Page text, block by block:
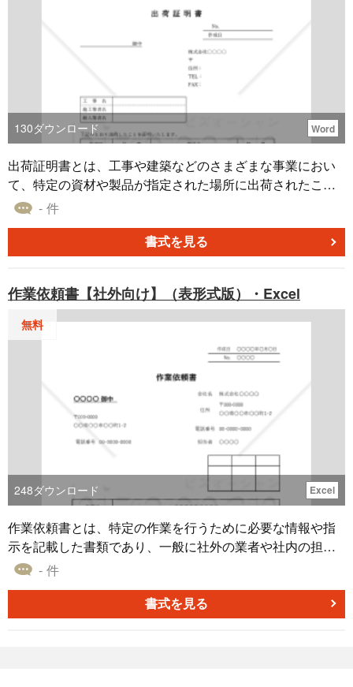
められ、経費として扱われます。このように証拠能力を有
する意味でも、出張申請書の作成は重要です。 こちらのテ
ンプレートは無料でダウンロードできる、表形式タイプの
出張申請書（Excel版）です。自社の出張申請に、ぜひお役
130ダウンロード Word
出荷証明書とは、工事や建築などのさまざまな事業におい
て、特定の資材や製品が指定された場所に出荷されたこと
を証明する書類です。 出荷証明書を作成する主な目的とし
め、（2）出荷元が約束した内容が履行されていることを確
認するため、（3）取引の透明性や信頼性を高めるためなど
載することができる出荷証明書のテンプレートです。工事
や建築関連の事業での使用を想定したものであり、無料で
ダウンロードすることが可能です。
- 件
書式を見る
作業依頼書【社外向け】（表形式版）・Excel
無料
248ダウンロード Excel
作業依頼書とは、特定の作業を行うために必要な情報や指
示を記載した書類であり、一般に社外の業者や社内の担当
者への依頼の際に使用されます。 作業依頼書には主に、作
者や担当者などを記載します。 このような書類を作成する
のは、（1）依頼者から受注者に対して、明確な指示を伝え
- 件
書式を見る